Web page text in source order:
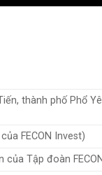
thành phố Phổ
FECON Invest)
của Tập đoàn